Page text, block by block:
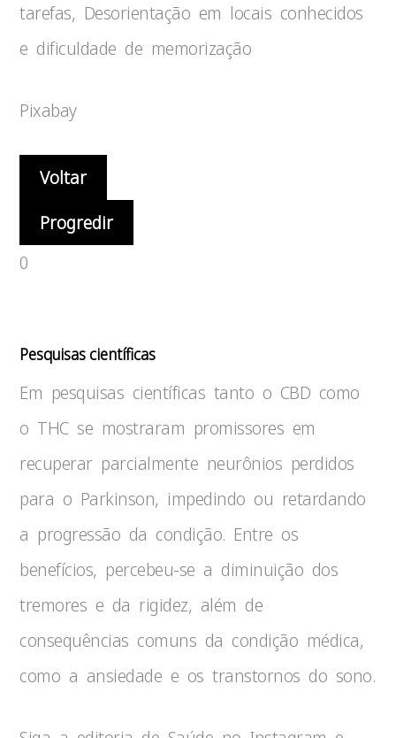
tarefas, Desorientação em locais conhecidos
e dificuldade de memorização
Pixabay
Voltar
Progredir
0
Pesquisas científicas
Em pesquisas científicas tanto o CBD como
o THC se mostraram promissores em
recuperar parcialmente neurônios perdidos
para o Parkinson, impedindo ou retardando
a progressão da condição. Entre os
benefícios, percebeu-se a diminuição dos
tremores e da rigidez, além de
consequências comuns da condição médica,
como a ansiedade e os transtornos do sono.